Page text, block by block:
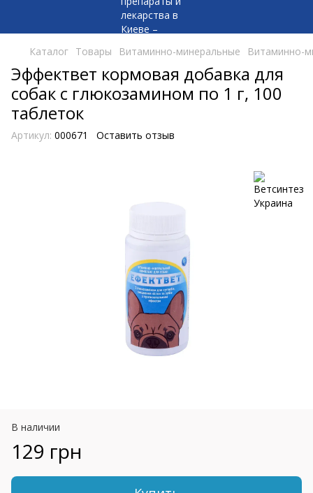
Каталог Товары Витаминно-минеральные Витаминно-
Эффектвет кормовая добавка для
собак с глюкозамином по 1 г, 100
таблеток
Артикул: 000671 Оставить отзыв
В наличии
129 грн